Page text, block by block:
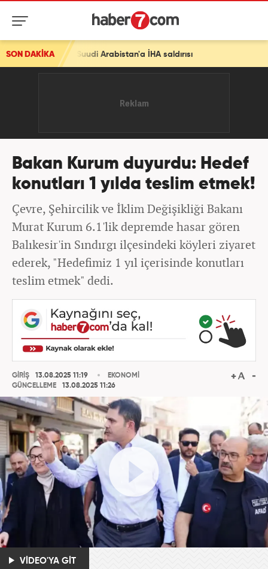
SON DAKİKA
Arabistan'a İHA saldırısı
Bakan Kurum duyurdu: Hedef
konutları 1 yılda teslim etmek!
Çevre, Şehircilik ve İklim Değişikliği Bakanı
Murat Kurum 6.1'lik depremde hasar gören
Balıkesir'in Sındırgı ilçesindeki köyleri ziyaret
ederek, "Hedefimiz 1 yıl içerisinde konutları
teslim etmek" dedi.
GİRİŞ
13.08.2025 11:19
GÜNCELLEME
13.08.2025 11:26
EKONOMİ
VİDEO'YA GİT